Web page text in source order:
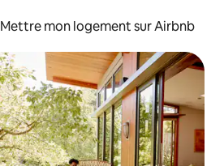
Mettre mon logement sur Airbnb